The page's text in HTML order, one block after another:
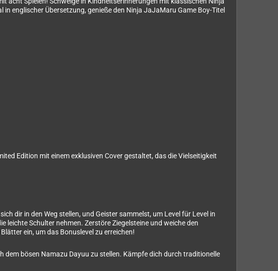
englischer Übersetzung, genieße den Ninja JaJaMaru Game Boy-Titel
Edition mit einem exklusiven Cover gestaltet, das die Vielseitigkeit
dir in den Weg stellen, und Geister sammelst, um Level für Level in
leichte Schulter nehmen. Zerstöre Ziegelsteine und weiche den
ein, um das Bonuslevel zu erreichen!
bösen Namazu Dayuu zu stellen. Kämpfe dich durch traditionelle